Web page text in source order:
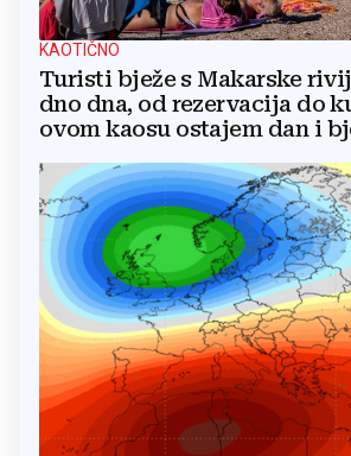
KAOTIČNO
Turisti bježe s Makarske
dno dna, od rezervacija do
ovom kaosu ostajem dan i